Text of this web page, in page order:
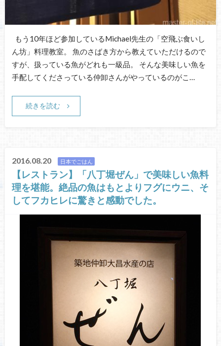
もう10年ほど参加しているMichael先生の「空飛ぶ食いし
ん坊」料理教室。 魚のさばき方から教えていただけるので
すが、扱っている魚がどれも一級品。 そんな美味しい魚を
手配してくださっている仲卸さんがやっているのがこ…
続きを読む
2016.08.20 日本でごはん
【レストラン】「八丁堀ぜん」で美味しい魚料
理を堪能。絶品の魚はもとよりフグにウニ、そ
してフカヒレに驚きと感動でした。